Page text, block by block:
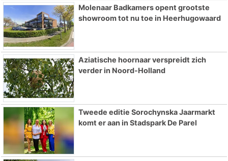
Molenaar Badkamers opent grootste
showroom tot nu toe in Heerhugowaard
Aziatische hoornaar verspreidt zich
verder in Noord-Holland
Tweede editie Sorochynska Jaarmarkt
komt er aan in Stadspark De Parel